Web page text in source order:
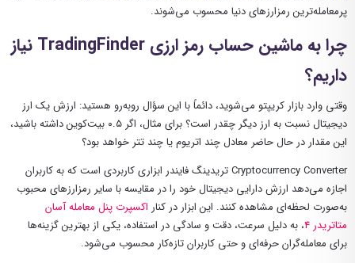
پرمعامله‌ترین رمزارزهای دنیا محسوب می‌شوند.
چرا به ماشین حساب رمز ارزی TradingFinder نیاز
داریم؟
وقتی وارد بازار کریپتو می‌شوید، دائماً با این سؤال روبه‌رو هستید: ارزش یک ارز
دیجیتال نسبت به ارز دیگر چقدر است؟ برای مثال، اگر ۰.۵ بیت‌کوین داشته باشید،
این مقدار در حال حاضر معادل چند اتریوم یا چند تتر خواهد بود؟
Cryptocurrency Converter تریدینگ فایندر ابزاری کاربردی است که به کاربران
اجازه می‌دهد ارزش دارایی دیجیتال خود را در مقایسه با سایر رمزارزهای محبوب
به‌صورت لحظه‌ای مشاهده کنند. این ابزار در کنار اکسپرت پنل معامله آسان
متاتریدر 4 ، به دلیل سرعت، دقت و سادگی در استفاده، یکی از بهترین گزینه‌ها
برای معامله‌گران حرفه‌ای و حتی کاربران تازه‌کار محسوب می‌شود.